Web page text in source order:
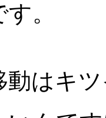
。
動はキ